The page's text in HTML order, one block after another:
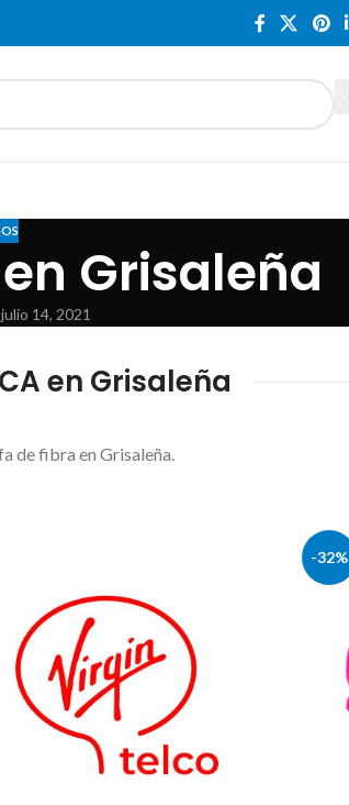
Grisaleña
14, 2021
en Grisaleña
de fibra en Grisaleña.
-32%